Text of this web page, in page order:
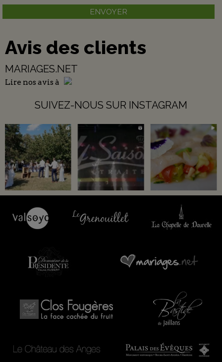
Avis des clients
MARIAGES.NET
Lire nos avis à
SUIVEZ-NOUS SUR INSTAGRAM